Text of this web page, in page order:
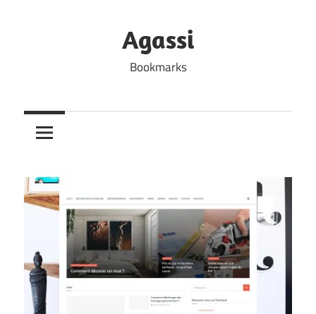
Agassi
Bookmarks